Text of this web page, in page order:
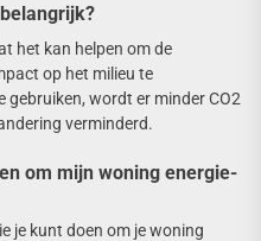
het kan helpen om de
op het milieu te
gebruiken, wordt er minder CO2
verminderd.
om mijn woning energie-
je kunt doen om je woning